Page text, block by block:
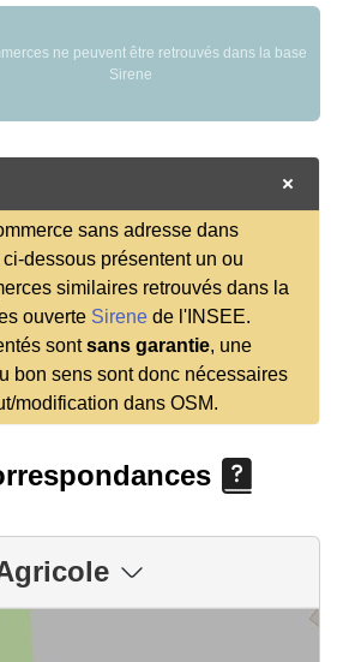
ne peuvent être retrouvés dans la base
Sirene
sans adresse dans
dessous présentent un ou
similaires retrouvés dans la
ouverte Sirene de l'INSEE.
sontsans garantie, une
bon sens sont donc nécessaires
modification dans OSM.